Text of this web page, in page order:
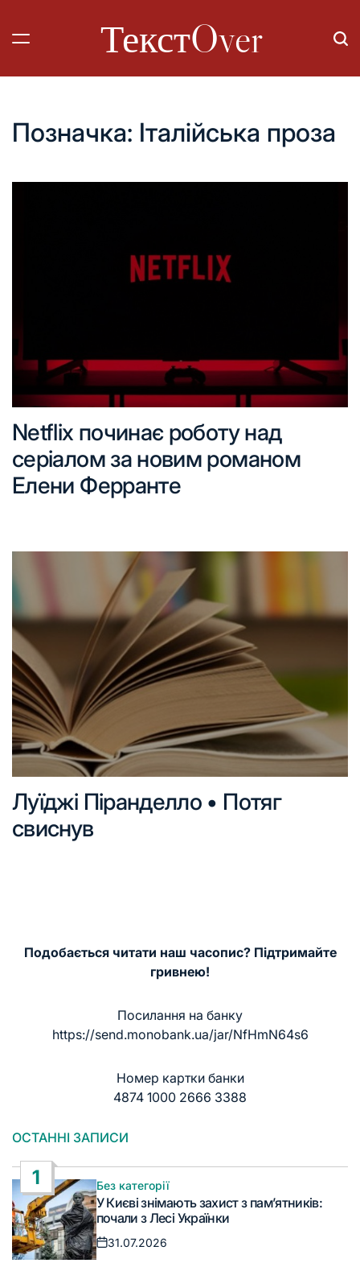
вмісту
ТекстOver
Позначка: Італійська проза
Netflix починає роботу над
серіалом за новим романом
Елени Ферранте
Луїджі Піранделло • Потяг
свиснув
Подобається читати наш часопис? Підтримайте
гривнею!
Посилання на банку
https://send.monobank.ua/jar/NfHmN64s6
Номер картки банки
4874 1000 2666 3388
ОСТАННІ ЗАПИСИ
1
Опублікувати
у
Без категорії
У Києві знімають захист з пам’ятників:
почали з Лесі Українки
Дата
31.07.2026